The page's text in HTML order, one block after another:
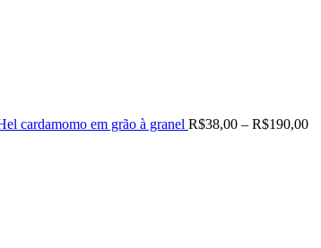
cardamomo em grão à granel R$38,00 – R$190,00